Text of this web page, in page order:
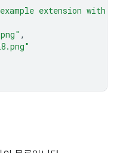
extension with
,